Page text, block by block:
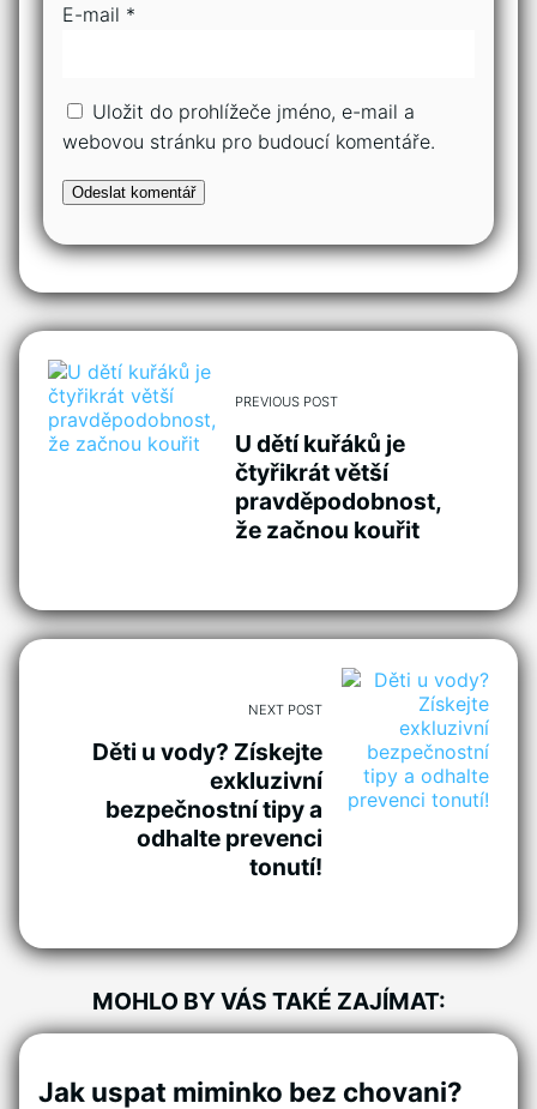
E-mail *
Uložit do prohlížeče jméno, e-mail a
webovou stránku pro budoucí komentáře.
PREVIOUS POST
U dětí kuřáků je
čtyřikrát větší
pravděpodobnost,
že začnou kouřit
NEXT POST
Děti u vody? Získejte
exkluzivní
bezpečnostní tipy a
odhalte prevenci
tonutí!
MOHLO BY VÁS TAKÉ ZAJÍMAT:
Jak uspat miminko bez chovani?